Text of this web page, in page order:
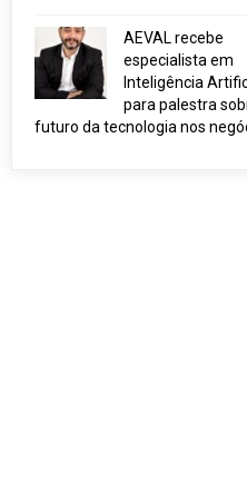
AEVAL recebe
especialista em
Inteligência
para palestra
futuro da tecnologia nos